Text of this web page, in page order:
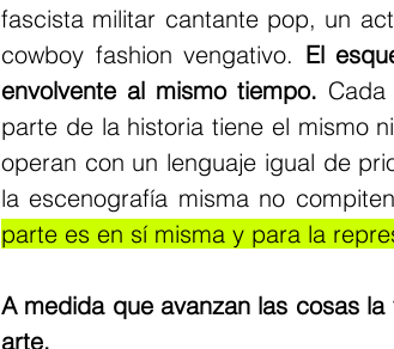
fascista militar cantante pop, un
cowboy fashion vengativo. El
envolvente al mismo tiempo.
parte de la historia tiene el mismo
operan con un lenguaje igual de
la escenografía misma no
parte es en sí misma y para la
A medida que avanzan las cosas
arte.